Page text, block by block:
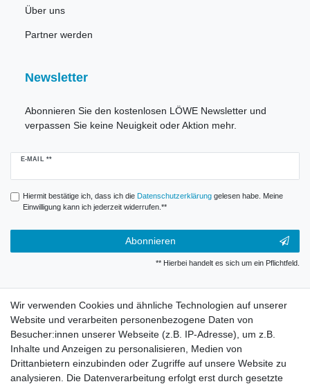
Über uns
Partner werden
Newsletter
Abonnieren Sie den kostenlosen LÖWE Newsletter und
verpassen Sie keine Neuigkeit oder Aktion mehr.
E-MAIL **
Newsletter
Hiermit bestätige ich, dass ich die Daten­schutz­erklärunggelesen habe. Meine
Einwilligung kann ich jederzeit widerrufen.**
Abonnieren
** Hierbei handelt es sich um ein Pflichtfeld.
Impressum
Wir verwenden Cookies und ähnliche Technologien auf unserer
Website und verarbeiten personenbezogene Daten von
Besucher:innen unserer Webseite (z.B. IP-Adresse), um z.B.
Inhalte und Anzeigen zu personalisieren, Medien von
Drittanbietern einzubinden oder Zugriffe auf unsere Website zu
analysieren. Die Datenverarbeitung erfolgt erst durch gesetzte